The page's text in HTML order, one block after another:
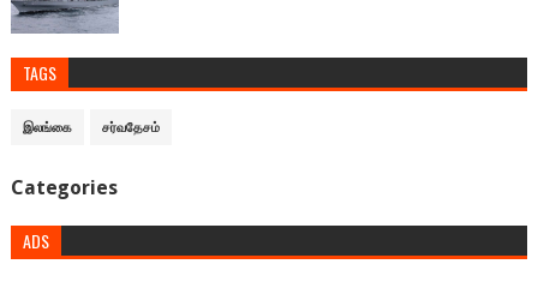
TAGS
இலங்கை சர்வதேசம்
Categories
ADS